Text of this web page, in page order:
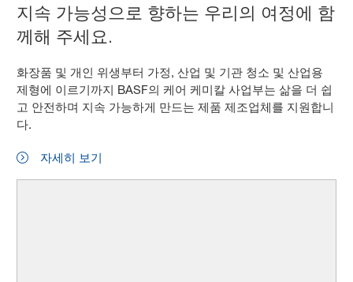
지속 가능성으로 향하는 우리의 여정에 함
께해 주세요.
화장품 및 개인 위생부터 가정, 산업 및 기관 청소 및 산업용
제형에 이르기까지 BASF의 케어 케미칼 사업부는 삶을 더 쉽
고 안전하며 지속 가능하게 만드는 제품 제조업체를 지원합니
다.
자세히 보기